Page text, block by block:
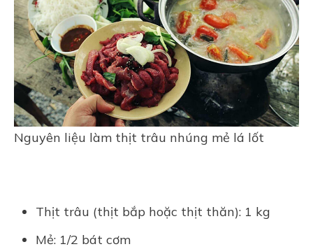
Nguyên liệu làm thịt trâu nhúng mẻ lá lốt
Thịt trâu (thịt bắp hoặc thịt thăn): 1 kg
Mẻ: 1/2 bát cơm